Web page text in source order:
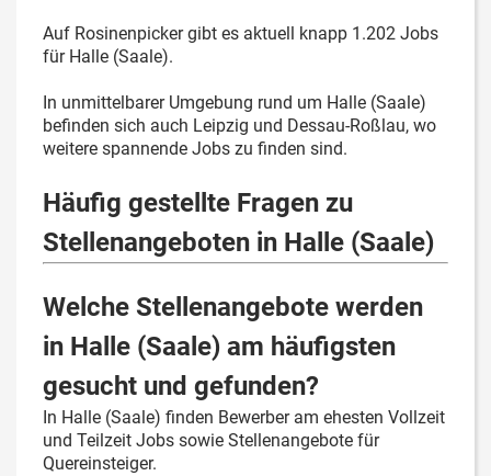
Auf Rosinenpicker gibt es aktuell knapp 1.202 Jobs
für Halle (Saale).
In unmittelbarer Umgebung rund um Halle (Saale)
befinden sich auch Leipzig und Dessau-Roßlau, wo
weitere spannende Jobs zu finden sind.
Häufig gestellte Fragen zu
Stellenangeboten in Halle (Saale)
Welche Stellenangebote werden
in Halle (Saale) am häufigsten
gesucht und gefunden?
In Halle (Saale) finden Bewerber am ehesten Vollzeit
und Teilzeit Jobs sowie Stellenangebote für
Quereinsteiger.